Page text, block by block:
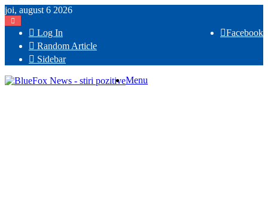
joi, august 6 2026
Facebook
Log In
Random Article
Sidebar
Menu